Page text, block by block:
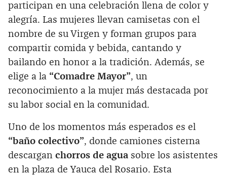
participan en una celebración llena de color y
alegría. Las mujeres llevan camisetas con el
nombre de su Virgen y forman grupos para
compartir comida y bebida, cantando y
bailando en honor a la tradición. Además, se
elige a la “Comadre Mayor”, un
reconocimiento a la mujer más destacada por
su labor social en la comunidad.
Uno de los momentos más esperados es el
“baño colectivo”, donde camiones cisterna
descargan chorros de agua sobre los asistentes
en la plaza de Yauca del Rosario. Esta